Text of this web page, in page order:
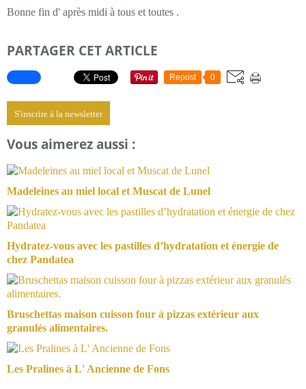
Bonne fin d' après midi à tous et toutes .
PARTAGER CET ARTICLE
Repost 0
S'inscrire à la newsletter
Vous aimerez aussi :
Madeleines au miel local et Muscat de Lunel
Hydratez-vous avec les pastilles d’hydratation et énergie de
chez Pandatea
Bruschettas maison cuisson four à pizzas extérieur aux
granulés alimentaires.
Les Pralines à L' Ancienne de Fons